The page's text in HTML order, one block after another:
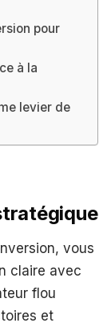
pour
à la
levier de
vous
claire avec
flou
et